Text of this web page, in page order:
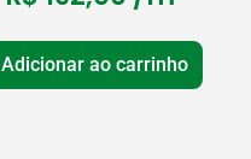
Adicionar ao carrinho